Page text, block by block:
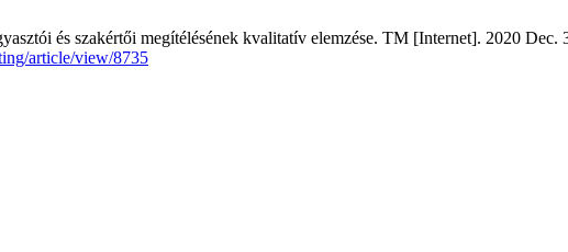
és szakértői megítélésének kvalitatív elemzése. TM [Internet]. 2020
article/view/8735